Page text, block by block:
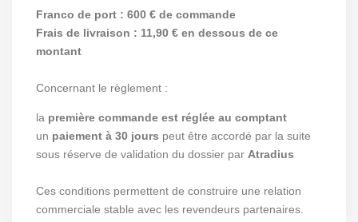
Franco de port : 600 € de commande
Frais de livraison : 11,90 € en dessous de ce
montant
Concernant le règlement :
la première commande est réglée au comptant
un paiement à 30 jours peut être accordé par la suite
sous réserve de validation du dossier par Atradius
Ces conditions permettent de construire une relation
commerciale stable avec les revendeurs partenaires.